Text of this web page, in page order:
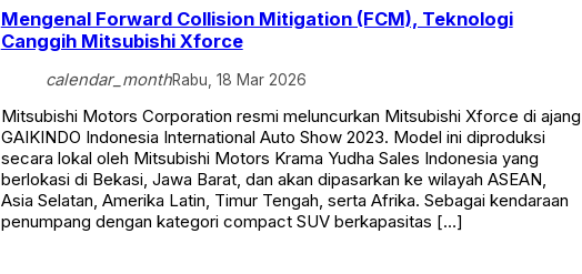
Mengenal Forward Collision Mitigation (FCM), Teknologi
Canggih Mitsubishi Xforce
calendar_monthRabu, 18 Mar 2026
Mitsubishi Motors Corporation resmi meluncurkan Mitsubishi Xforce di ajang
GAIKINDO Indonesia International Auto Show 2023. Model ini diproduksi
secara lokal oleh Mitsubishi Motors Krama Yudha Sales Indonesia yang
berlokasi di Bekasi, Jawa Barat, dan akan dipasarkan ke wilayah ASEAN,
Asia Selatan, Amerika Latin, Timur Tengah, serta Afrika. Sebagai kendaraan
penumpang dengan kategori compact SUV berkapasitas […]